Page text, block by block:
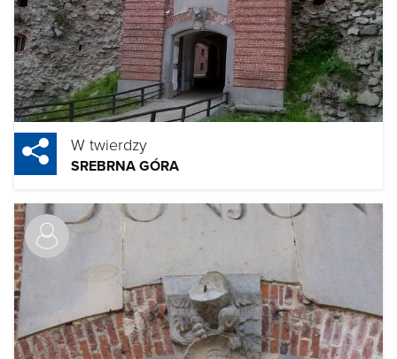
W twierdzy
SREBRNA GÓRA